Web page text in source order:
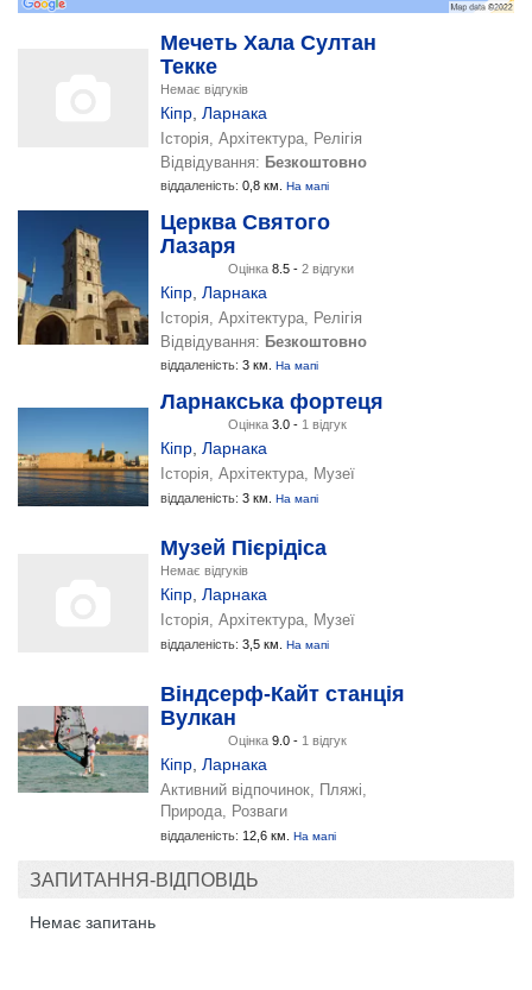
Мечеть Хала Султан
Текке
Немає відгуків
Кіпр Ларнака
Історія, Архітектура, Релігія
Відвідування: Безкоштовно
віддаленість: 0,8 км. На мапі
Церква Святого
Лазаря
Оцінка 8.5 - 2 відгуки
Кіпр Ларнака
Історія, Архітектура, Релігія
Відвідування: Безкоштовно
віддаленість: 3 км. На мапі
Ларнакська фортеця
Оцінка 3.0 - 1 відгук
Кіпр Ларнака
Історія, Архітектура, Музеї
віддаленість: 3 км. На мапі
Музей Пієрідіса
Немає відгуків
Кіпр Ларнака
Історія, Архітектура, Музеї
віддаленість: 3,5 км. На мапі
Віндсерф-Кайт станція
Вулкан
Оцінка 9.0 - 1 відгук
Кіпр Ларнака
Активний відпочинок, Пляжі,
Природа, Розваги
віддаленість: 12,6 км. На мапі
ЗАПИТАННЯ-ВІДПОВІДЬ
Немає запитань